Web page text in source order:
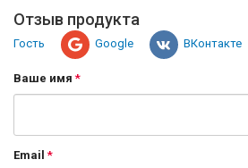
Отзыв продукта
Гость Google ВКонтакте
Ваше имя
Email